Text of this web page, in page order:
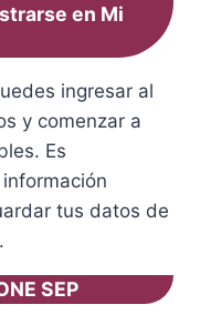
en Mi
ingresar al
y comenzar a
Es
tus datos de
SEP